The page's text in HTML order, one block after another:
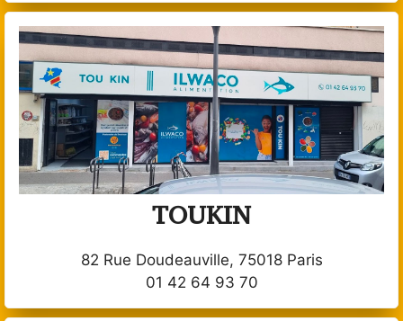
TOUKIN
82 Rue Doudeauville, 75018 Paris
01 42 64 93 70